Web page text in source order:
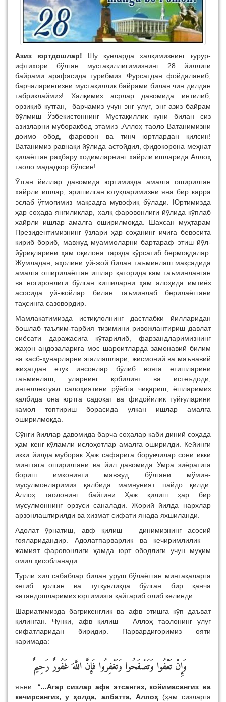
Азиз юртдошлар! Шу кунларда халқимизнинг ғурур-
ифтихори бўлган мустақиллигимизнинг 28 йиллиги
байрами арафасида турибмиз. Фурсатдан фойдаланиб,
барчаларингизни мустақиллик байрами билан чин дилдан
табриклаймиз! Халқимиз асрлар давомида интилиб,
орзиқиб кутган, барчамиз учун энг улуғ, энг азиз байрам
бўлмиш Ўзбекистоннинг Мустақиллик куни билан сиз
азизларни муборакбод этамиз .Аллоҳ таоло Ватанимизни
доимо обод, фаровон ва тинч юртлардан қилсин!
Ватанимиз равнақи йўлида астойдил, фидокорона меҳнат
қилаётган раҳбару ходимларнинг хайрли ишларида Аллоҳ
таоло мададкор бўлсин!
Ўтган йиллар давомида юртимизда амалга оширилган
хайрли ишлар, эришилган ютуқларимизни яна бир карра
эслаб ўтмоғимиз мақсадга мувофиқ бўлади. Юртимизда
ҳар соҳада янгиликлар, халқ фаровонлиги йўлида кўплаб
хайрли ишлар амалга оширилмоқда. Шахсан муҳтарам
Президентимизнинг ўзлари ҳар соҳанинг ичига бевосита
кириб бориб, мавжуд муаммоларни бартараф этиш йўл-
йўриқларини ҳам оқилона тарзда кўрсатиб бермоқдалар.
Жумладан, аҳолини уй-жой билан таъминлаш мақсадида
амалга оширилаётган ишлар қаторида кам таъминланган
ва ногиронлиги бўлган кишиларни ҳам алоҳида имтиёз
асосида уй-жойлар билан таъминлаб берилаётгани
таҳсинга сазовордир.
Мамлакатимизда истиқлолнинг дастлабки йилларидан
бошлаб таълим-тарбия тизимини ривожлантириш давлат
сиёсати даражасига кўтарилиб, фарзандларимизнинг
жаҳон андозаларига мос шароитларда замонавий билим
ва касб-ҳунарларни эгаллашлари, жисмоний ва маънавий
жиҳатдан етук инсонлар бўлиб вояга етишларини
таъминлаш, уларнинг қобилият ва истеъдоди,
интеллектуал салоҳиятини рўёбга чиқариш, ёшларимиз
қалбида она юртга садоқат ва фидойилик туйғуларини
камол топтириш борасида улкан ишлар амалга
оширилмоқда.
Сўнги йиллар давомида барча соҳалар каби диний соҳада
ҳам кенг кўламли ислоҳотлар амалга оширилди. Кейинги
икки йилда муборак Ҳаж сафарига борувчилар сони икки
мингтага оширилгани ва йил давомида Умра зиёратига
бориш имконияти мавжуд бўлгани мўмин-
мусулмонларимиз қалбида мамнуният пайдо қилди.
Аллоҳ таолонинг байтини Ҳаж қилиш ҳар бир
мусулмоннинг орзуси саналади. Жорий йилда нархлар
арзонлаштирилди ва хизмат сифати янада яхшиланди.
Адолат ўрнатиш, авф қилиш – динимизнинг асосий
ғояларидандир. Адолатпарварлик ва кечиримлилик –
жамият фаровонлиги ҳамда юрт ободлиги учун муҳим
омил ҳисобланади.
Турли хил сабаблар билан уруш бўлаётган минтақаларга
кетиб қолган ва тутқунликда бўлган бир қанча
ватандошларимиз юртимизга қайтариб олиб келинди.
Шариатимизда бағрикенглик ва афв этишга кўп даъват
қилинган. Чунки, афв қилиш – Аллоҳ таолонинг улуғ
сифатларидан биридир. Парвардигоримиз ояти
каримада:
وَإِنْ تَعْفُوا وَتَصْفَحُوا وَتَغْفِرُوا فَإِنَّ اللَّهَ غَفُورٌ رَحِيمٌ
яъни: “...Агар сизлар афв этсангиз, койимасангиз ва
кечирсангиз, у ҳолда, албатта, Аллоҳ (ҳам сизларга